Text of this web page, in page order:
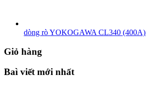
dòng rò YOKOGAWA CL340 (400A)
Giỏ hàng
Baì viết mới nhất